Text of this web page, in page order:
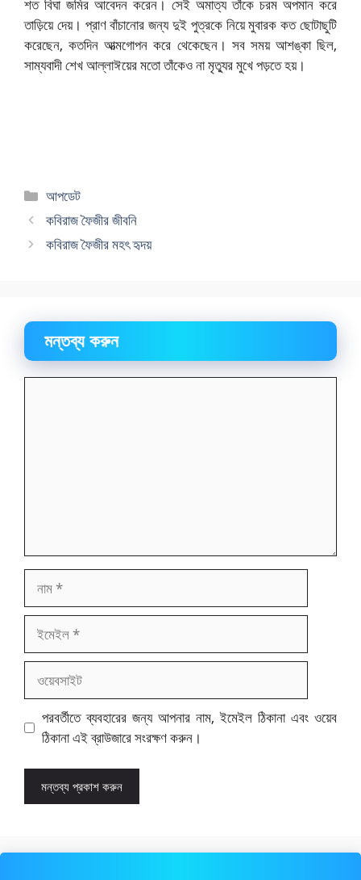
শত বিঘা জমির আবেদন করেন। সেই অমাত্য তাঁকে চরম অপমান করে
তাড়িয়ে দেয়। প্রাণ বাঁচানোর জন্য দুই পুত্রকে নিয়ে মুবারক কত ছোটাছুটি
করেছেন, কতদিন আত্মগোপন করে থেকেছেন। সব সময় আশঙ্কা ছিল,
সাম্যবাদী শেখ আল্লাঈয়ের মতো তাঁকেও না মৃত্যুর মুখে পড়তে হয়।
বিভাগ
সমূহ
আপডেট
কবিরাজ ফৈজীর জীবনি
কবিরাজ ফৈজীর মহৎ হৃদয়
মন্তব্য করুন
ইমেইল
পরবর্তীতে ব্যবহারের জন্য আপনার নাম, ইমেইল ঠিকানা এবং ওয়েব
ঠিকানা এই ব্রাউজারে সংরক্ষণ করুন।